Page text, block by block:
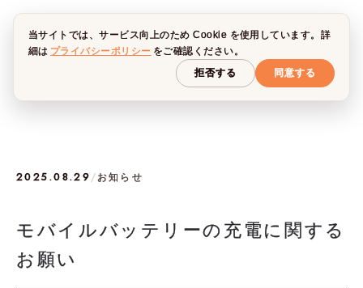
2025.08.29/お知らせ
モバイルバッテリーの充電に関する
お願い
当サイトでは、サービス向上のため Cookie を使用しています。詳
細は プライバシーポリシー をご確認ください。
拒否する
同意する